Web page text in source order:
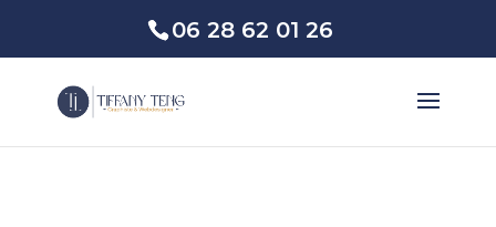
06 28 62 01 26